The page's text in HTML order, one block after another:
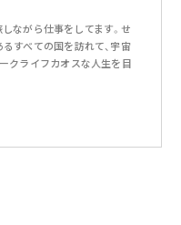
ながら仕事をしてます。せ
すべての国を訪れて、宇宙
クライフカオスな人生を目